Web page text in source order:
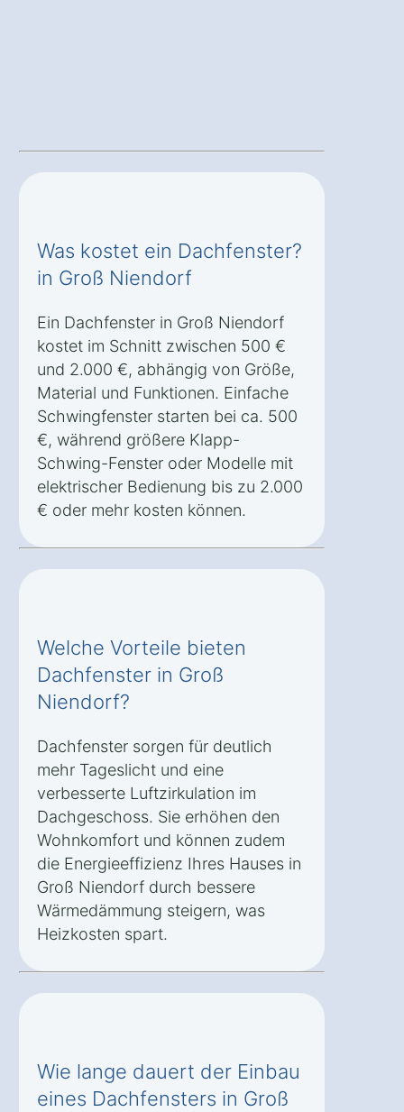
Was kostet ein Dachfenster?
in Groß Niendorf
Ein Dachfenster in Groß Niendorf
kostet im Schnitt zwischen 500 €
und 2.000 €, abhängig von Größe,
Material und Funktionen. Einfache
Schwingfenster starten bei ca. 500
€, während größere Klapp-
Schwing-Fenster oder Modelle mit
elektrischer Bedienung bis zu 2.000
€ oder mehr kosten können.
Welche Vorteile bieten
Dachfenster in Groß
Niendorf?
Dachfenster sorgen für deutlich
mehr Tageslicht und eine
verbesserte Luftzirkulation im
Dachgeschoss. Sie erhöhen den
Wohnkomfort und können zudem
die Energieeffizienz Ihres Hauses in
Groß Niendorf durch bessere
Wärmedämmung steigern, was
Heizkosten spart.
Wie lange dauert der Einbau
eines Dachfensters in Groß